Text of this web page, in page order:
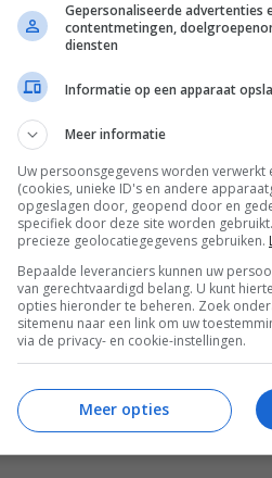
OF VEGGIES: OH SHE
Queen of veggies! :D
Gepersonaliseerde advertenties
contentmetingen,
diensten
Informatie op een apparaat
Meer informatie
Uw persoonsgegevens worden
(cookies, unieke ID's en andere
opgeslagen door, geopend door en
specifiek door deze site worden
precieze geolocatiegegevens gebruiken.
Bepaalde leveranciers kunnen uw
van gerechtvaardigd belang. U kunt
opties hieronder te beheren. Zoek
sitemenu naar een link om uw
via de privacy- en cookie-instellingen.
Meer opties